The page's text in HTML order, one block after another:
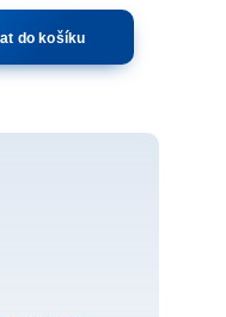
do košíku